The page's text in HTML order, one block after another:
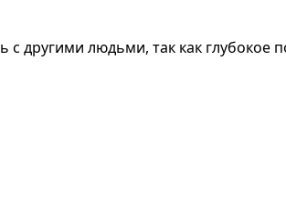
другими людьми, так как глубокое